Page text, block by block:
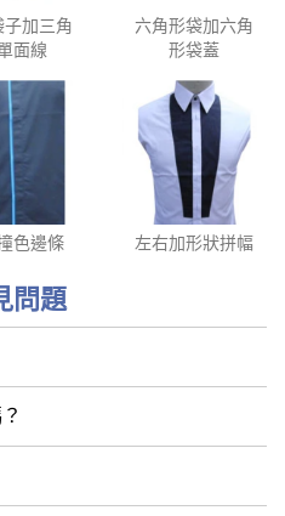
子加三角
面線
六角形袋加六角
形袋蓋
色邊條 左右加形狀拼幅
問題